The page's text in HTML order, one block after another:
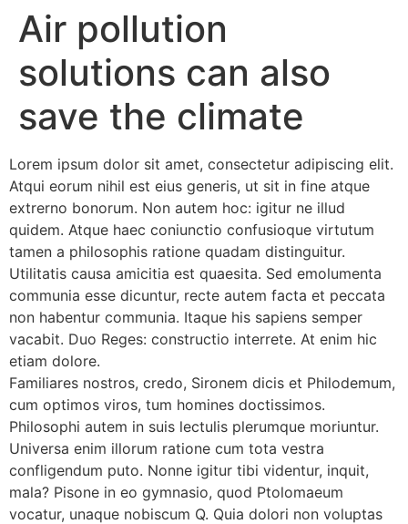
Air pollution
solutions can also
save the climate
Lorem ipsum dolor sit amet, consectetur adipiscing elit.
Atqui eorum nihil est eius generis, ut sit in fine atque
extrerno bonorum. Non autem hoc: igitur ne illud
quidem. Atque haec coniunctio confusioque virtutum
tamen a philosophis ratione quadam distinguitur.
Utilitatis causa amicitia est quaesita. Sed emolumenta
communia esse dicuntur, recte autem facta et peccata
non habentur communia. Itaque his sapiens semper
vacabit. Duo Reges: constructio interrete. At enim hic
etiam dolore.
Familiares nostros, credo, Sironem dicis et Philodemum,
cum optimos viros, tum homines doctissimos.
Philosophi autem in suis lectulis plerumque moriuntur.
Universa enim illorum ratione cum tota vestra
confligendum puto. Nonne igitur tibi videntur, inquit,
mala? Pisone in eo gymnasio, quod Ptolomaeum
vocatur, unaque nobiscum Q. Quia dolori non voluptas